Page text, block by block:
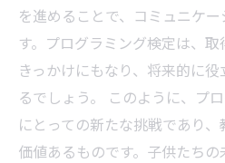
を進めることで、コミュニケ
す。プログラミング検定は、
きっかけにもなり、将来的に
るでしょう。 このように、プ
にとっての新たな挑戦であり
価値あるものです。子供たち